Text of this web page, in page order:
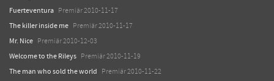
Fuerteventura Premiär 2010-11-17
The killer inside me Premiär 2010-11-17
Mr. Nice Premiär 2010-12-03
Welcome to the Rileys Premiär 2010-11-19
The man who sold the world Premiär 2010-11-22